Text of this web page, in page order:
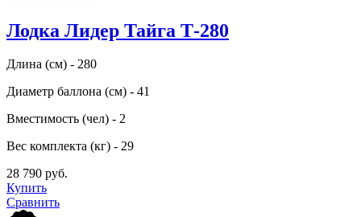
Лодка Лидер Тайга Т-280
Длина (см) - 280
Диаметр баллона (см) - 41
Вместимость (чел) - 2
Вес комплекта (кг) - 29
28 790 руб.
Купить
Сравнить